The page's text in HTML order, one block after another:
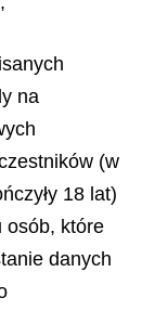
na
(w
18 lat)
osób, które
danych